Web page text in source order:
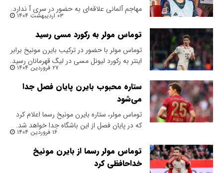
مهاجم آلمانی علاقه‌ای به حضور در سری آ ندارد.
۰۳ اردیبهشت ۱۴۰۴
توماس مولر به رکورد مسی رسید
توماس مولر با حضور در ترکیب بایرن مونیخ برابر
اینتر به رکورد لیونل مسی در لیگ قهرمانان رسید.
۲۷ فروردین ۱۴۰۴
ستاره محبوب بایرن پایان فصل جدا
می‌شود
توماس مولر، ستاره بایرن مونیخ رسما اعلام کرد
که در پایان فصل از این باشگاه جدا خواهد شد.
۱۶ فروردین ۱۴۰۴
توماس مولر رسما از بایرن مونیخ
خداحافظی کرد